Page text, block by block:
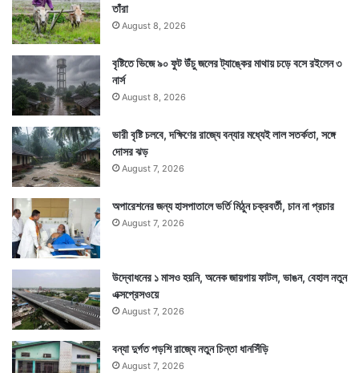
Tags National News
তাঁরা
August 8, 2026
বৃষ্টিতে ভিজে ৯০ ফুট উঁচু জলের ট্যাঙ্কের মাথায় চড়ে বসে রইলেন ৩
নার্স
August 8, 2026
ভারী বৃষ্টি চলবে, দক্ষিণের রাজ্যে বন্যার মধ্যেই লাল সতর্কতা, সঙ্গে
দোসর ঝড়
August 7, 2026
অপারেশনের জন্য হাসপাতালে ভর্তি মিঠুন চক্রবর্তী, চান না প্রচার
August 7, 2026
উদ্বোধনের ১ মাসও হয়নি, অনেক জায়গায় ফাটল, ভাঙন, বেহাল নতুন
এক্সপ্রেসওয়ে
August 7, 2026
বন্যা দুর্গত পড়শি রাজ্যে নতুন চিন্তা ধানসিঁড়ি
August 7, 2026